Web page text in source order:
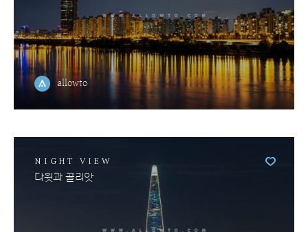
allowto
NIGHT VIEW
다윗과 골리앗